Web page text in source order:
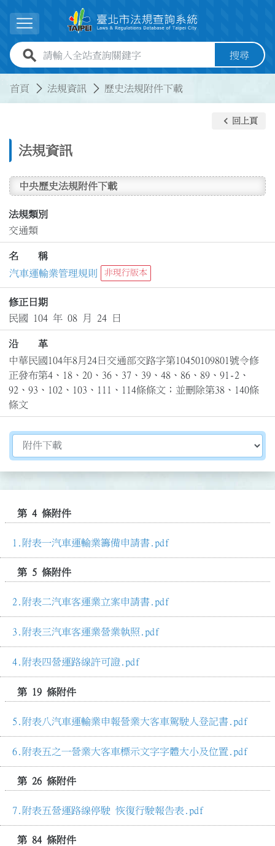
展開選單
全站查詢關鍵字欄位 搜尋
首頁 法規資訊 歷史法規附件下載
法規資訊
keyboard_arrow_left 回上頁
中央歷史法規附件下載
法規類別
交通類
名 稱
汽車運輸業管理規則
非現行版本
修正日期
民國 104 年 08 月 24 日
沿 革
中華民國104年8月24日交通部交路字第10450109801號令修
正發布第4、18、20、36、37、39、48、86、89、91-2、
92、93、102、103、111、114條條文；並刪除第38、140條
條文
切換選擇法規資訊內容
第 4 條附件
附表一汽車運輸業籌備申請書.pdf
第 5 條附件
附表二汽車客運業立案申請書.pdf
附表三汽車客運業營業執照.pdf
附表四營運路線許可證.pdf
第 19 條附件
附表八汽車運輸業申報營業大客車駕駛人登記書.pdf
附表五之一營業大客車標示文字字體大小及位置.pdf
第 26 條附件
附表五營運路線停駛 恢復行駛報告表.pdf
第 84 條附件